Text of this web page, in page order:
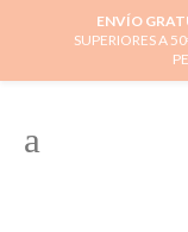
ENVÍO
SUPERIORES A